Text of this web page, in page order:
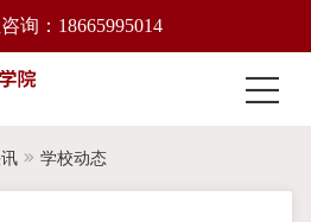
询：18665995014
学校动态